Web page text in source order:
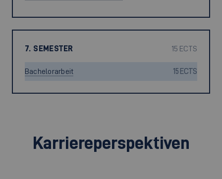
7. SEMESTER 15 ECTS
Bachelorarbeit 15 ECTS
Karriereperspektiven